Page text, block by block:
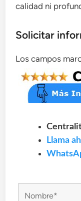
calidad ni
Solicitar
Los campos
Llama